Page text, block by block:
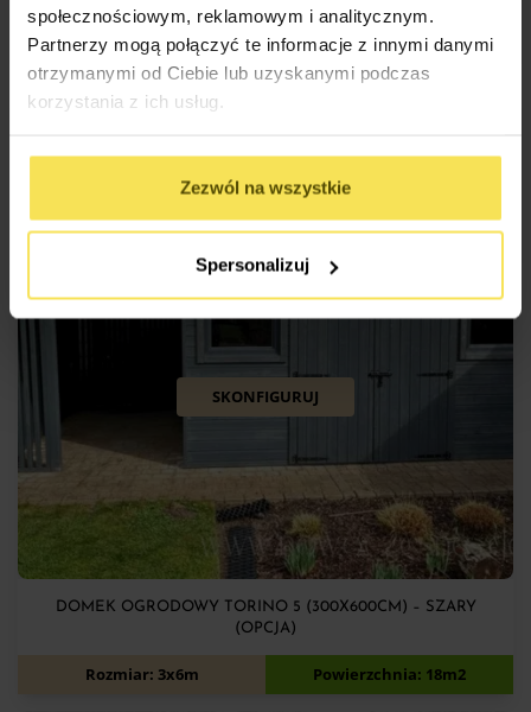
społecznościowym, reklamowym i analitycznym.
Partnerzy mogą połączyć te informacje z innymi danymi
otrzymanymi od Ciebie lub uzyskanymi podczas
korzystania z ich usług.
Zezwól na wszystkie
Spersonalizuj
13 500zł
Rozmiar: 3x6m Powierzchnia: 18m2
SKONFIGURUJ
DOMEK OGRODOWY TORINO 5 (300X600CM) – SZARY
(OPCJA)
13 500zł
Rozmiar: 3x6m Powierzchnia: 18m2